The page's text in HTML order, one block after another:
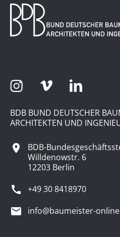
BDB BUND DEUTSCHER
ARCHITEKTEN UND
BDB-
Willdenowstr. 6
12203 Berlin
+49 30 8418970
info@baumeister-